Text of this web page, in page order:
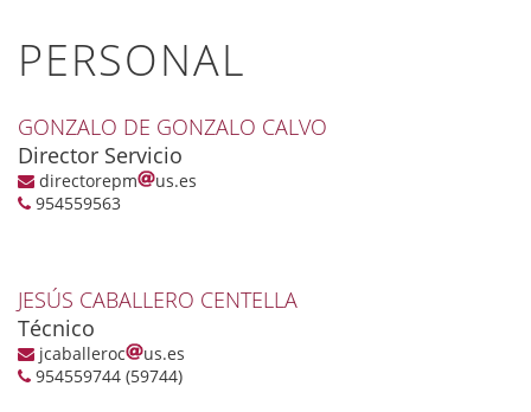
PERSONAL
GONZALO DE GONZALO CALVO
Director Servicio
directorepm
us.es
954559563
JESÚS CABALLERO CENTELLA
Técnico
jcaballeroc
us.es
954559744 (59744)